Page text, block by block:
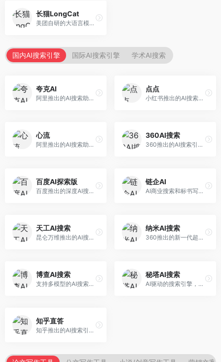
长猫LongCat
美团自研的大语言模型对话平台，专注于本地生活服务场景。面向美团生态用户，提供智能推荐、服务问答等功能，本地生活知识覆盖全面。
国内AI搜索引擎 国际AI搜索引擎 学术AI搜索
夸克AI
阿里推出的AI搜索助手，整合搜索与AI功能。面向年轻用户，提供智能搜索、文档处理、学习辅助等服务，与夸克生态深度整合。
点点
小红书推出的AI搜索应用，专注于生活方式内容搜索。面向小红书用户，提供生活攻略、消费决策、内容推荐等服务，生活方式内容丰富。
心流
阿里推出的AI搜索助手，专注于智能信息获取。面向普通用户，提供智能搜索、内容整理、知识问答等服务，与阿里生态深度整合。
360AI搜索
360推出的AI搜索引擎，专注于安全智能搜索。面向普通用户，提供智能问答、网页搜索、内容整理等服务，安全防护能力强。
百度AI探索版
百度推出的深度AI搜索引擎，整合百度知识图谱。面向中文用户，提供智能问答、知识探索、内容生成等服务，知识覆盖面广。
链企AI
AI商业搜索和标书写作工具，专注于企业服务场景。面向企业用户，提供商业信息搜索、标书生成、企业分析等服务，商业信息专业。
天工AI搜索
昆仑万维推出的AI搜索引擎，整合大模型与搜索能力。面向普通用户，提供智能问答、深度搜索、内容整理等服务，中文搜索体验好。
纳米AI搜索
360推出的新一代超级AI搜索，深度整合360搜索资源。面向普通用户，提供智能问答、多模态搜索、内容生成等服务，安全可靠。
博查AI搜索
支持多模型的AI搜索引擎，整合多种大模型能力。面向AI爱好者，提供多模型搜索、答案对比、深度分析等服务，模型选择灵活。
秘塔AI搜索
AI驱动的搜索引擎，专注于无广告直达结果。面向研究者和信息获取需求者，提供深度搜索、来源标注、答案整理等服务，搜索结果干净准确，信息可信度高。
知乎直答
知乎推出的AI搜索引擎，专注于知识问答场景。面向知识获取者，提供知乎内容搜索、智能问答、知识整理等服务，专业知识丰富。